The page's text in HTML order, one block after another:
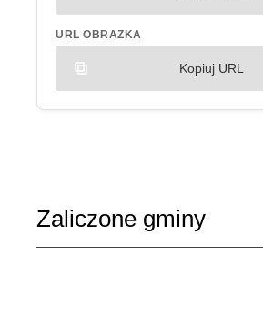
URL OBRAZKA
Kopiuj URL
Zaliczone gminy